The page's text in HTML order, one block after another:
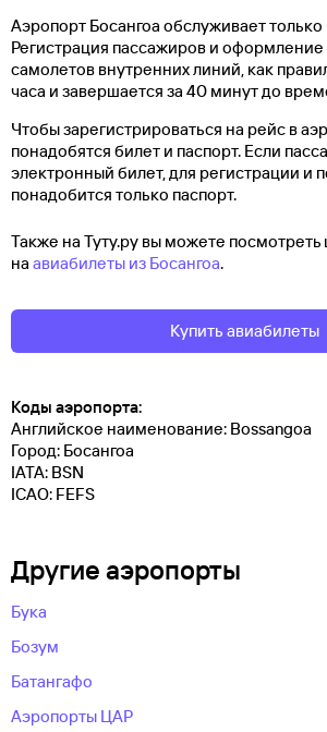
Аэропорт Босангоа обслуживает
Регистрация пассажиров и оформление
самолетов внутренних линий, как
часа и завершается за 40 минут до
Чтобы зарегистрироваться на рейс в
понадобятся билет и паспорт. Если
электронный билет, для регистрации и
понадобится только паспорт.
Также на Туту.ру вы можете посмотреть
на авиабилеты из Босангоа.
Купить авиабилеты
Коды аэропорта:
Английское наименование: Bossangoa
Город: Босангоа
IATA: BSN
ICAO: FEFS
Другие аэропорты
Бука
Бозум
Батангафо
Аэропорты ЦАР